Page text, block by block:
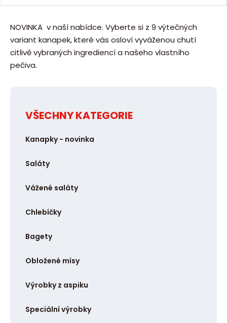
ě
i
t
t
NOVINKA v naší nabídce. Vyberte si z 9 výtečných
variant kanapek, které vás osloví vyváženou chutí
citlivě vybraných ingrediencí a našeho vlastního
pečiva.
VŠECHNY KATEGORIE
Kanapky - novinka
Saláty
Vážené saláty
Chlebíčky
Bagety
Obložené mísy
Výrobky z aspiku
Speciální výrobky